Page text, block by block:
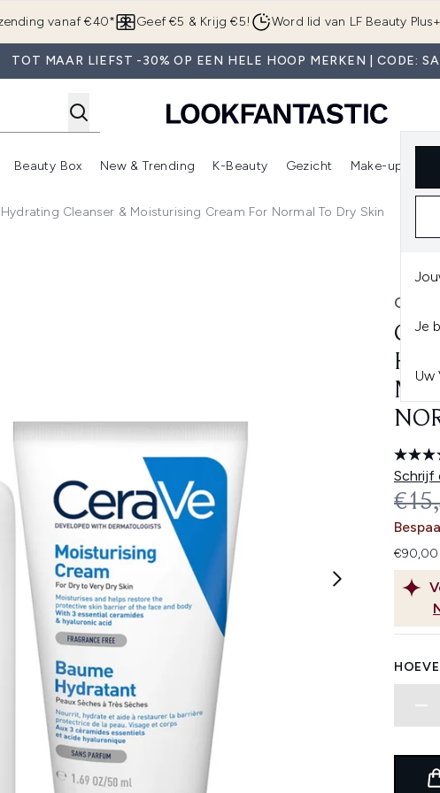
Overslaan naar de hoofdinhoud
vanaf €40* Geef €5 & Krijg €5! Word lid van LF Beauty Plus+
TOT MAAR LIEFST -30% OP EEN HELE HOOP MERKEN | CODE:
Je
Uw
Enter submenu (Zomer)Enter submenu (Sale) Enter submenu (Merken)
Beauty Box
Enter submenu (Beauty Box)
New & Trending
Enter submenu (New & Trending)
K-Beauty
Enter submenu (K-Beauty)
Gezicht Make-up
Cleanser & Moisturising Cream For Normal To Dry Skin
Schrijf
€90,00